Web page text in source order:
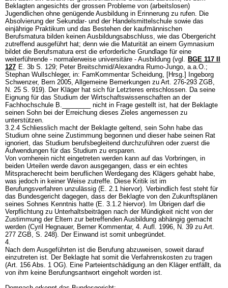
Beklagten angesichts der grossen Probleme von (arbeitslosen)
Jugendlichen ohne genügende Ausbildung in Erinnerung zu rufen. Die
Absolvierung der Sekundar- und der Handelsmittelschule sowie das
einjährige Praktikum und das Bestehen der kaufmännischen
Berufsmatura bilden keinen Ausbildungsabschluss, wie das Obergericht
zutreffend ausgeführt hat; denn wie die Maturität an einem Gymnasium
bildet die Berufsmatura erst die erforderliche Grundlage für eine
weiterführende - normalerweise universitäre - Ausbildung (vgl. BGE 117 II
127 E. 3b S. 129; Peter Breitschmid/Alexandra Rumo-Jungo, a.a.O.;
Stephan Wullschleger, in: FamKommentar Scheidung, [Hrsg.] Ingeborg
Schwenzer, Bern 2005, Allgemeine Bemerkungen zu Art. 276-293 ZGB,
N. 25 S. 919). Der Kläger hat sich für Letzteres entschlossen. Da seine
Eignung für das Studium der Wirtschaftswissenschaften an der
Fachhochschule B.________ nicht in Frage gestellt ist, hat der Beklagte
seinen Sohn bei der Erreichung dieses Zieles angemessen zu
unterstützen.
3.2.4 Schliesslich macht der Beklagte geltend, sein Sohn habe das
Studium ohne seine Zustimmung begonnen und dieser habe seinen Rat
ignoriert, das Studium berufsbegleitend durchzuführen oder zuerst die
Aufwendungen für das Studium zu ersparen.
Von vornherein nicht eingetreten werden kann auf das Vorbringen, in
beiden Urteilen werde davon ausgegangen, dass er ein echtes
Mitspracherecht beim beruflichen Werdegang des Klägers gehabt habe,
was jedoch in keiner Weise zutreffe. Diese Kritik ist im
Berufungsverfahren unzulässig (E. 2.1 hiervor). Verbindlich fest steht für
das Bundesgericht dagegen, dass der Beklagte von den Zukunftsplänen
seines Sohnes Kenntnis hatte (E. 3.1.2 hiervor). Im Übrigen darf die
Verpflichtung zu Unterhaltsbeiträgen nach der Mündigkeit nicht von der
Zustimmung der Eltern zur betreffenden Ausbildung abhängig gemacht
werden (Cyril Hegnauer, Berner Kommentar, 4. Aufl. 1996, N. 39 zu Art.
277 ZGB, S. 248). Der Einwand ist somit unbegründet.
4.
Nach dem Ausgeführten ist die Berufung abzuweisen, soweit darauf
einzutreten ist. Der Beklagte hat somit die Verfahrenskosten zu tragen
(Art. 156 Abs. 1 OG). Eine Parteientschädigung an den Kläger entfällt, da
von ihm keine Berufungsantwort eingeholt worden ist.